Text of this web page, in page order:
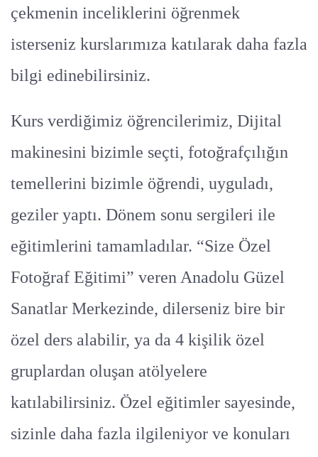
çekmenin inceliklerini öğrenmek
isterseniz kurslarımıza katılarak daha fazla
bilgi edinebilirsiniz.
Kurs verdiğimiz öğrencilerimiz, Dijital
makinesini bizimle seçti, fotoğrafçılığın
temellerini bizimle öğrendi, uyguladı,
geziler yaptı. Dönem sonu sergileri ile
eğitimlerini tamamladılar. “Size Özel
Fotoğraf Eğitimi” veren Anadolu Güzel
Sanatlar Merkezinde, dilerseniz bire bir
özel ders alabilir, ya da 4 kişilik özel
gruplardan oluşan atölyelere
katılabilirsiniz. Özel eğitimler sayesinde,
sizinle daha fazla ilgileniyor ve konuları